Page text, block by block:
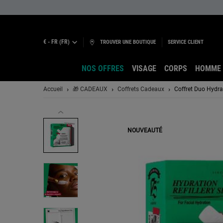
€ - FR (FR) TROUVER UNE BOUTIQUE SERVICE CLIENT
NOS OFFRES VISAGE CORPS HOMME
Accueil 🎁 CADEAUX Coffrets Cadeaux Coffret Duo
NOUVEAUTÉ